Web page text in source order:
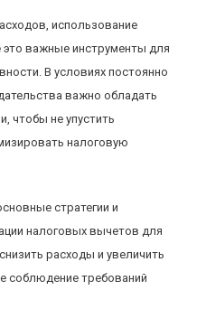
использование
важные инструменты для
В условиях постоянно
важно обладать
чтобы не упустить
налоговую
стратегии и
налоговых вычетов для
расходы и увеличить
соблюдение требований